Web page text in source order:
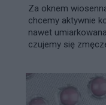
Za oknem
chcemy aktywnie
nawet
czujemy się